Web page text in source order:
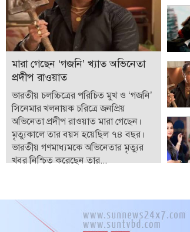
মারা গেছেন ‘গজনি’ খ্যাত অভিনেতা
প্রদীপ রাওয়াত
ভারতীয় চলচ্চিত্রের পরিচিত মুখ ও ‘গজনি’
সিনেমার খলনায়ক চরিত্রে জনপ্রিয়
অভিনেতা প্রদীপ রাওয়াত মারা গেছেন।
মৃত্যুকালে তার বয়স হয়েছিল ৭৪ বছর।
ভারতীয় গণমাধ্যমকে অভিনেতার মৃত্যুর
খবর নিশ্চিত করেছেন তার...